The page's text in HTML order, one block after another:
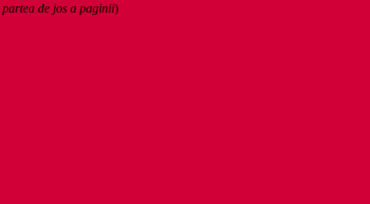
partea de jos a paginii)